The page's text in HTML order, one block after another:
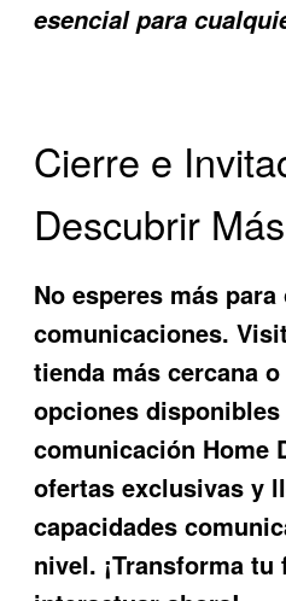
esencial para
Cierre e
Descubrir Más
No esperes más
comunicaciones.
tienda más cercana
opciones disponibles
comunicación Home
ofertas exclusivas y
capacidades
nivel. ¡Transforma tu